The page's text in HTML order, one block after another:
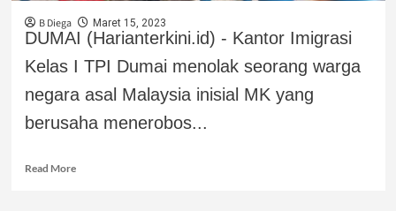
B Diega Maret 15, 2023
DUMAI (Harianterkini.id) - Kantor Imigrasi
Kelas I TPI Dumai menolak seorang warga
negara asal Malaysia inisial MK yang
berusaha menerobos...
Read More